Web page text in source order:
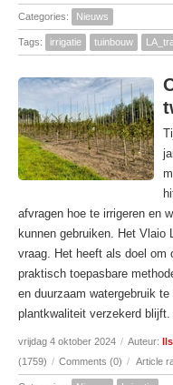
Categories: Nieuws
Tags: irrigatie tuinbouw
afvragen hoe te irrigeren en
kunnen gebruiken. Het Vlaio
vraag. Het heeft als doel om
praktisch toepasbare
en duurzaam watergebruik
plantkwaliteit verzekerd blijft.
vrijdag 4 oktober 2024 / Auteur:
(1759) / Comments (0) / Article